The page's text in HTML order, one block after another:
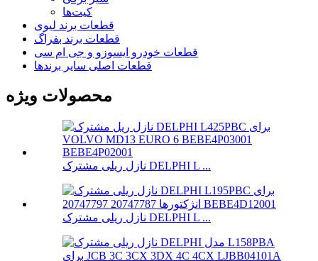
کیت‌ها
قطعات برند لیوی
قطعات برند بفراگ
قطعات خودرو ایسوزو و جی ام سی
قطعات اصلی سایر برندها
محصولات ویژه
نازل ریلی مشترک DELPHI L ...
نازل ریلی مشترک DELPHI L ...